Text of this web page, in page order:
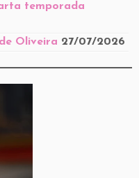
temporada
Oliveira 27/07/2026